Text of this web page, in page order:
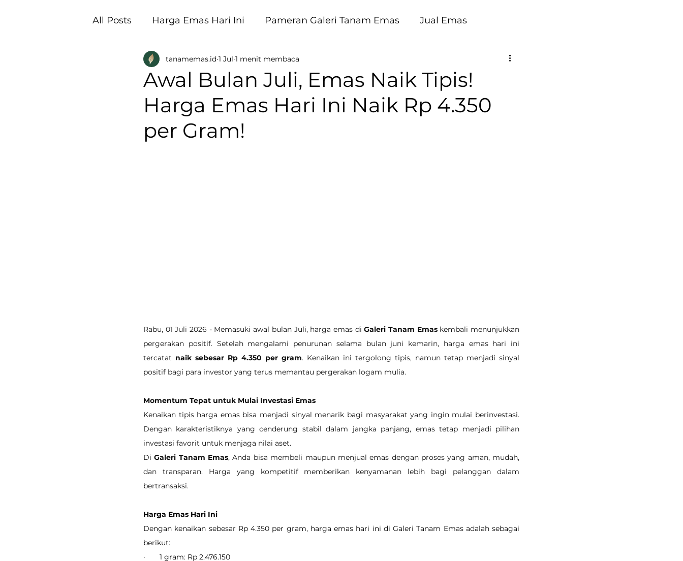
All Posts Harga Emas Hari Ini Pameran Galeri Tanam Emas Jual Emas
Pembukaan Galeri Tanam Emas
Awal Bulan Juli, Emas Naik Tipis!
Harga Emas Hari Ini Naik Rp 4.350
per Gram!
tanamemas.id 1 Jul 1 menit membaca
Rabu, 01 Juli 2026 - Memasuki awal bulan Juli, harga emas di Galeri Tanam Emas kembali menunjukkan
pergerakan positif. Setelah mengalami penurunan selama bulan juni kemarin, harga emas hari ini
tercatat naik sebesar Rp 4.350 per gram. Kenaikan ini tergolong tipis, namun tetap menjadi sinyal
positif bagi para investor yang terus memantau pergerakan logam mulia.
Momentum Tepat untuk Mulai Investasi Emas
Kenaikan tipis harga emas bisa menjadi sinyal menarik bagi masyarakat yang ingin mulai berinvestasi.
Dengan karakteristiknya yang cenderung stabil dalam jangka panjang, emas tetap menjadi pilihan
investasi favorit untuk menjaga nilai aset.
Di Galeri Tanam Emas, Anda bisa membeli maupun menjual emas dengan proses yang aman, mudah,
dan transparan. Harga yang kompetitif memberikan kenyamanan lebih bagi pelanggan dalam
bertransaksi.
Harga Emas Hari Ini
Dengan kenaikan sebesar Rp 4.350 per gram, harga emas hari ini di Galeri Tanam Emas adalah sebagai
berikut:
·       1 gram: Rp 2.476.150